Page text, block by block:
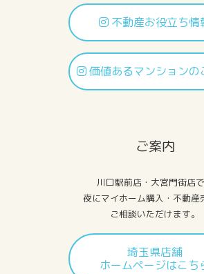
不動産お役立ち情
価値あるマンションの
ご案内
川口駅前店・大宮門街店
夜にマイホーム購入・不動産
ご相談いただけます。
埼玉県店舗
ホームページはこち